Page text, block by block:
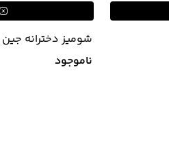
92633802
ناموجود